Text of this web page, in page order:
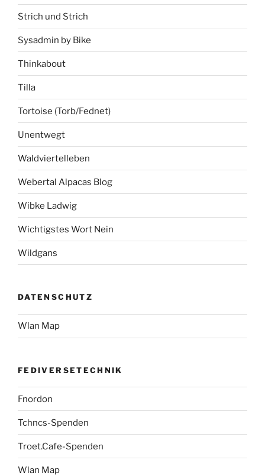
Strich und Strich
Sysadmin by Bike
Thinkabout
Tilla
Tortoise (Torb/Fednet)
Unentwegt
Waldviertelleben
Webertal Alpacas Blog
Wibke Ladwig
Wichtigstes Wort Nein
Wildgans
DATENSCHUTZ
Wlan Map
FEDIVERSETECHNIK
Fnordon
Tchncs-Spenden
Troet.Cafe-Spenden
Wlan Map